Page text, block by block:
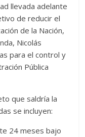
llevada adelante
de reducir el
de la Nación,
Nicolás
para el control y
Pública
que saldría la
se incluyen:
24 meses bajo